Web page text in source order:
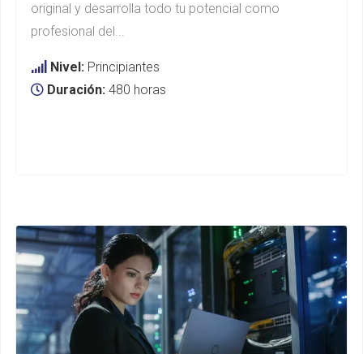
original y desarrolla todo tu potencial como
profesional del...
Nivel: Principiantes
Duración: 480 horas